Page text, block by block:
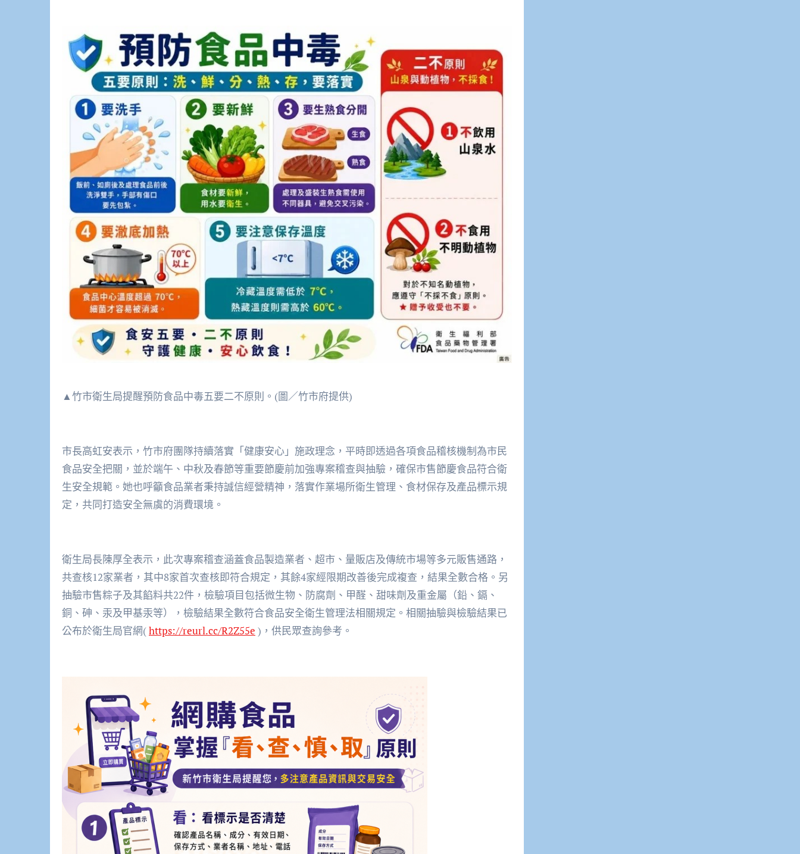
▲竹市衛生局提醒預防食品中毒五要二不原則。(圖／竹市府提供)
市長高虹安表示，竹市府團隊持續落實「健康安心」施政理念，平時即透過各項食品稽核機制為市民
食品安全把關，並於端午、中秋及春節等重要節慶前加強專案稽查與抽驗，確保市售節慶食品符合衛
生安全規範。她也呼籲食品業者秉持誠信經營精神，落實作業場所衛生管理、食材保存及產品標示規
定，共同打造安全無虞的消費環境。
衛生局長陳厚全表示，此次專案稽查涵蓋食品製造業者、超市、量販店及傳統市場等多元販售通路，
共查核12家業者，其中8家首次查核即符合規定，其餘4家經限期改善後完成複查，結果全數合格。另
抽驗市售粽子及其餡料共22件，檢驗項目包括微生物、防腐劑、甲醛、甜味劑及重金屬（鉛、鎘、
銅、砷、汞及甲基汞等），檢驗結果全數符合食品安全衛生管理法相關規定。相關抽驗與檢驗結果已
公布於衛生局官網(https://reurl.cc/R2Z55e )，供民眾查詢參考。